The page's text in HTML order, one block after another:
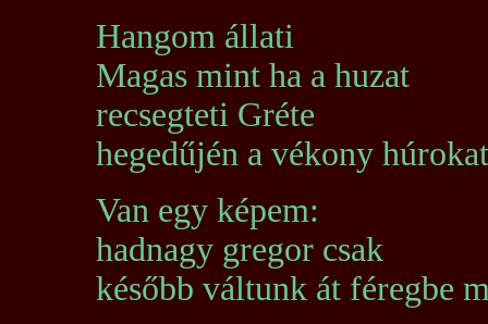
Hangom állati
Magas mint ha a huzat
recsegteti Gréte
hegedűjén a vékony húrokat
Van egy képem:
hadnagy gregor csak
később váltunk át féregbe